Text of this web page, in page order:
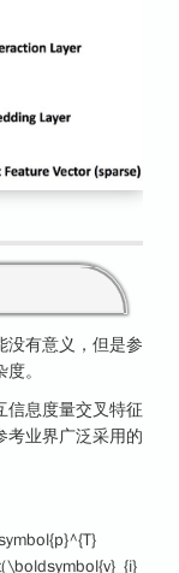
没有意义，但是参
。
信息度量交叉特征
考业界广泛采用的